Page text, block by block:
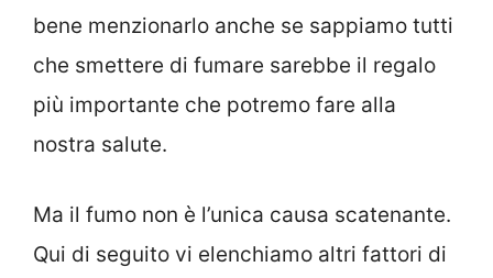
bene menzionarlo anche se sappiamo tutti
che smettere di fumare sarebbe il regalo
più importante che potremo fare alla
nostra salute.
Ma il fumo non è l’unica causa scatenante.
Qui di seguito vi elenchiamo altri fattori di